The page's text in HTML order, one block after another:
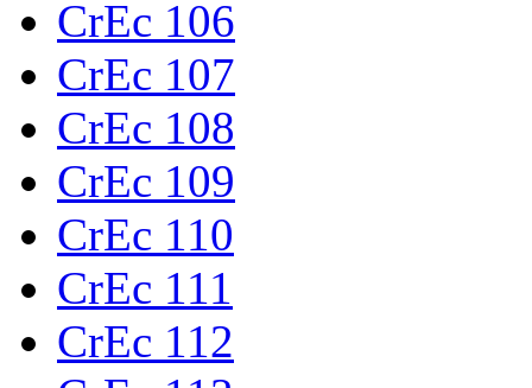
CrEc 106
CrEc 107
CrEc 108
CrEc 109
CrEc 110
CrEc 111
CrEc 112